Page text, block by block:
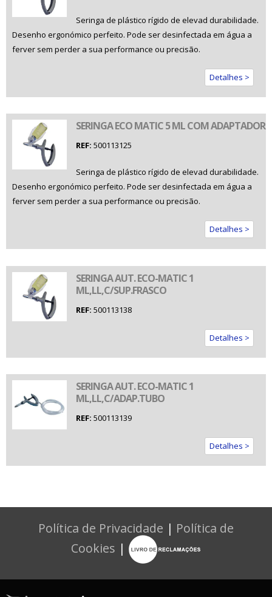
Seringa de plástico rígido de elevad durabilidade.
Desenho ergonómico perfeito. Pode ser desinfectada em água a
ferver sem perder a sua performance ou precisão.
Detalhes >
SERINGA ECO MATIC 5 ML COM ADAPTADOR
REF: 500113125
Seringa de plástico rígido de elevad durabilidade.
Desenho ergonómico perfeito. Pode ser desinfectada em água a
ferver sem perder a sua performance ou precisão.
Detalhes >
SERINGA AUT. ECO-MATIC 1
ML,LL,C/SUP.FRASCO
REF: 500113138
Detalhes >
SERINGA AUT. ECO-MATIC 1
ML,LL,C/ADAP.TUBO
REF: 500113139
Detalhes >
Política de Privacidade | Política de
Cookies |